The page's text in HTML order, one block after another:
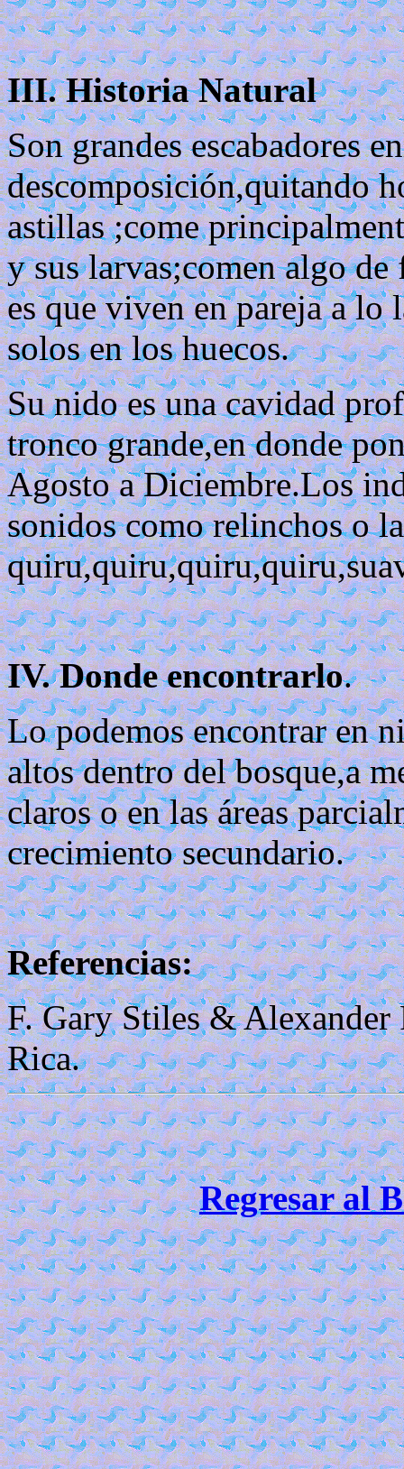
III. Historia Natural
Son grandes escabadores
descomposición,quitando
astillas ;come
y sus larvas;comen algo de
es que viven en pareja a lo
solos en los huecos.
Su nido es una cavidad
tronco grande,en donde
Agosto a Diciembre.Los
sonidos como relinchos o
IV. Donde encontrarlo.
Lo podemos encontrar en
altos dentro del bosque,a
claros o en las áreas
crecimiento secundario.
Referencias:
F. Gary Stiles & Alexander
Rica.
Regresar al